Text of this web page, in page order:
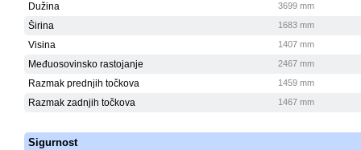
Dužina 3699 mm
Širina 1683 mm
Visina 1407 mm
Međuosovinsko rastojanje 2467 mm
Razmak prednjih točkova 1459 mm
Razmak zadnjih točkova 1467 mm
Sigurnost